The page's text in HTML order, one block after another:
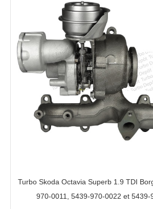
Turbo Skoda Octavia Superb 1.9 TDI
970-0011, 5439-970-0022 et 5439-